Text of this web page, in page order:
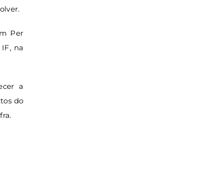
Per
na
a
do